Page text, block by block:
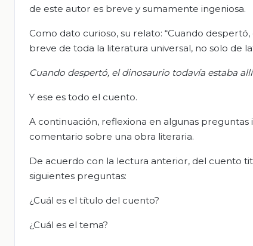
de este autor es breve y sumamente ingeniosa.
Como dato curioso, su relato: “Cuando
breve de toda la literatura universal, no solo de
Cuando despertó, el dinosaurio todavía estaba
Y ese es todo el cuento.
A continuación, reflexiona en algunas
comentario sobre una obra literaria.
De acuerdo con la lectura anterior, del cuento
siguientes preguntas:
¿Cuál es el título del cuento?
¿Cuál es el tema?